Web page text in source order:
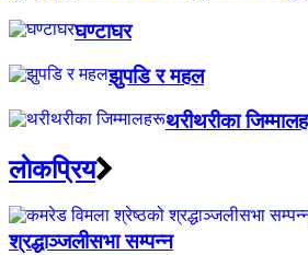
घण्टाघर
झुपडि र महल
थरीथरीका
लाेकप्रिय
श्रद्धाञ्जलीसभा सम्पन्न